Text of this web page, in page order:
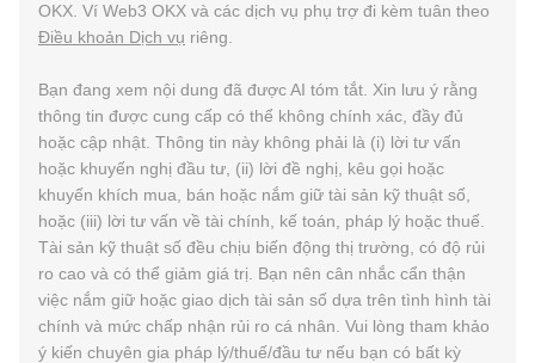
OKX. Ví Web3 OKX và các dịch vụ phụ trợ đi kèm tuân theo
Điều khoản Dịch vụ riêng.
Bạn đang xem nội dung đã được AI tóm tắt. Xin lưu ý rằng
thông tin được cung cấp có thể không chính xác, đầy đủ
hoặc cập nhật. Thông tin này không phải là (i) lời tư vấn
hoặc khuyến nghị đầu tư, (ii) lời đề nghị, kêu gọi hoặc
khuyến khích mua, bán hoặc nắm giữ tài sản kỹ thuật số,
hoặc (iii) lời tư vấn về tài chính, kế toán, pháp lý hoặc thuế.
Tài sản kỹ thuật số đều chịu biến động thị trường, có độ rủi
ro cao và có thể giảm giá trị. Bạn nên cân nhắc cẩn thận
việc nắm giữ hoặc giao dịch tài sản số dựa trên tình hình tài
chính và mức chấp nhận rủi ro cá nhân. Vui lòng tham khảo
ý kiến chuyên gia pháp lý/thuế/đầu tư nếu bạn có bất kỳ